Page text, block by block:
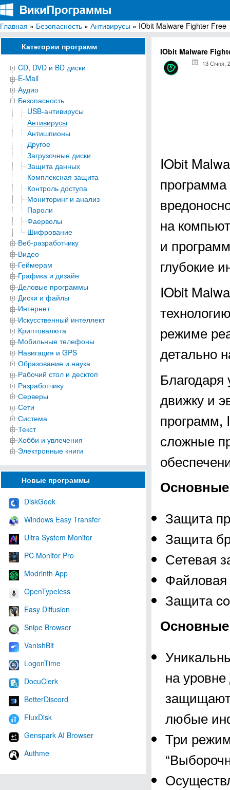
ВикиПрограммы
Энциклопедия бесплатных компьютерных программ для Windows
Главная » Безопасность » Антивирусы » IObit Malware Fighter Free
Категории программ
CD, DVD и BD диски
E-Mail
Аудио
Безопасность
USB-антивирусы
Антивирусы
Антишпионы
Другое
Загрузочные диски
Защита данных
Комплексная защита
Контроль доступа
Мониторинг и анализ
Пароли
Фаерволы
Шифрование
Веб-разработчику
Видео
Геймерам
Графика и дизайн
Деловые программы
Диски и файлы
Интернет
Искусственный интеллект
Криптовалюта
Мобильные телефоны
Навигация и GPS
Образование и наука
Рабочий стол и десктоп
Разработчику
Серверы
Сети
Система
Текст
Хобби и увлечения
Электронные книги
Новые программы
DiskGeek
Windows Easy Transfer
Ultra System Monitor
PC Monitor Pro
Modrinth App
OpenTypeless
Easy Diffusion
Snipe Browser
VanishBit
LogonTime
DocuClerk
BetterDiscord
FluxDisk
Genspark AI Browser
Authme
IObit Malware
13 Січня,
IObit
на
и
глубокие
IObit
режиме
детально
движку и
программ,
сложные
Основные
Защита
Защита
Сетевая
Защита
Основные
на
любые
Три